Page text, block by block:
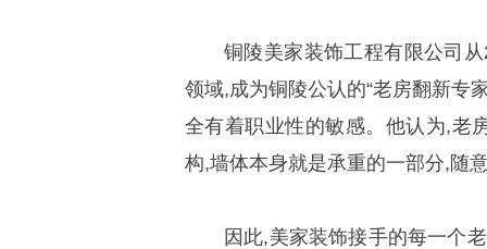
铜陵美家装饰工程有限公司
领域,成为铜陵公认的“老房翻新专
全有着职业性的敏感。他认为,老
构,墙体本身就是承重的一部分,随
因此,美家装饰接手的每一个